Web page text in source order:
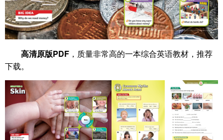
高清原版PDF ，质量非常高的一本综合英语教材，推荐
下载。